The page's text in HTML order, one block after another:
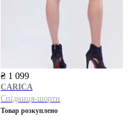
₴ 1 099
CARICA
Спідниця-шорти
Товар розкуплено